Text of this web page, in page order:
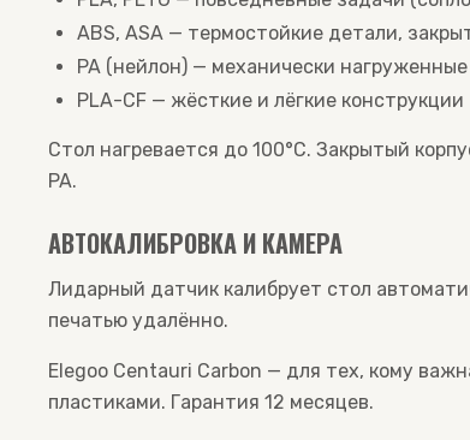
ABS, ASA — термостойкие детали,
PA (нейлон) — механически
PLA-CF — жёсткие и лёгкие конструкции
Стол нагревается до 100°C. Закрытый
PA.
АВТОКАЛИБРОВКА И КАМЕРА
Лидарный датчик калибрует стол
печатью удалённо.
Elegoo Centauri Carbon — для тех, кому
пластиками. Гарантия 12 месяцев.